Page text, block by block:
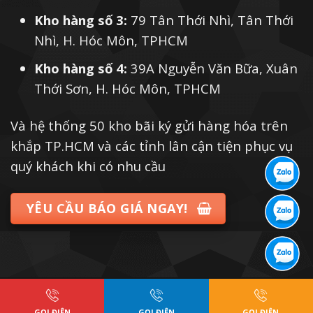
Kho hàng số 3: 79 Tân Thới Nhì, Tân Thới
Nhì, H. Hóc Môn, TPHCM
Kho hàng số 4: 39A Nguyễn Văn Bữa, Xuân
Thới Sơn, H. Hóc Môn, TPHCM
Và hệ thống 50 kho bãi ký gửi hàng hóa trên
khắp TP.HCM và các tỉnh lân cận tiện phục vụ
quý khách khi có nhu cầu
YÊU CẦU BÁO GIÁ NGAY!